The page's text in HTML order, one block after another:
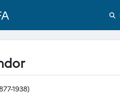
1938)